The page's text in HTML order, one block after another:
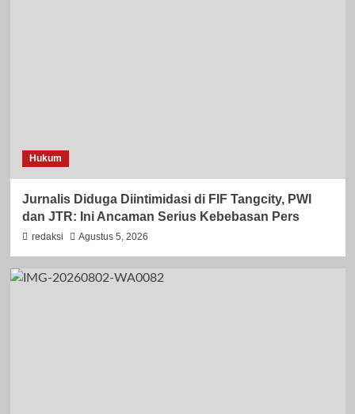
Hukum
Jurnalis Diduga Diintimidasi di FIF Tangcity, PWI
dan JTR: Ini Ancaman Serius Kebebasan Pers
redaksi Agustus 5, 2026